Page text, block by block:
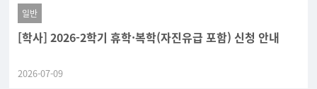
일반
[학사] 2026-2학기 휴학·복학(자진유급 포함) 신청 안내
2026-07-09